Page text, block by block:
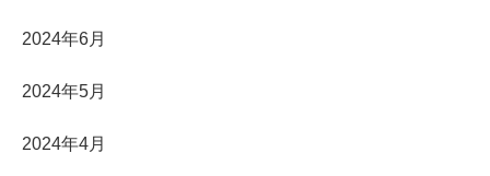
2024年6月
2024年5月
2024年4月